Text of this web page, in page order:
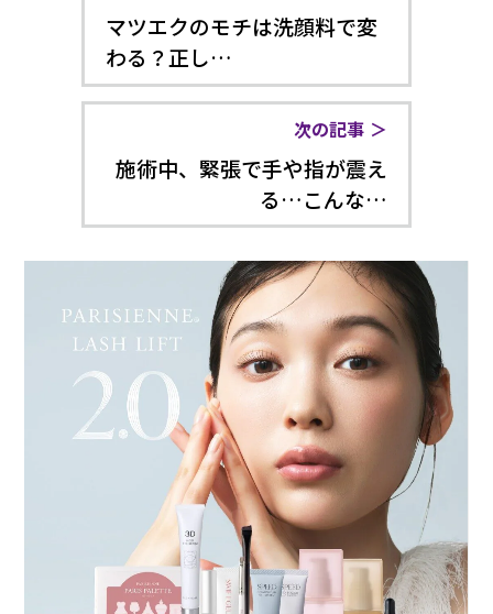
マツエクのモチは洗顔料で変
わる？正し…
次の記事
施術中、緊張で手や指が震え
る…こんな…